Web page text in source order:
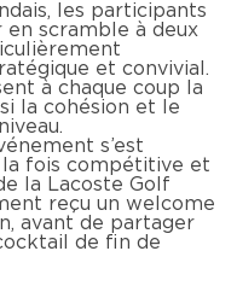
les participants
en scramble à deux
et convivial.
à chaque coup la
la cohésion et le
s’est
la fois compétitive et
la Lacoste Golf
reçu un welcome
avant de partager
de fin de